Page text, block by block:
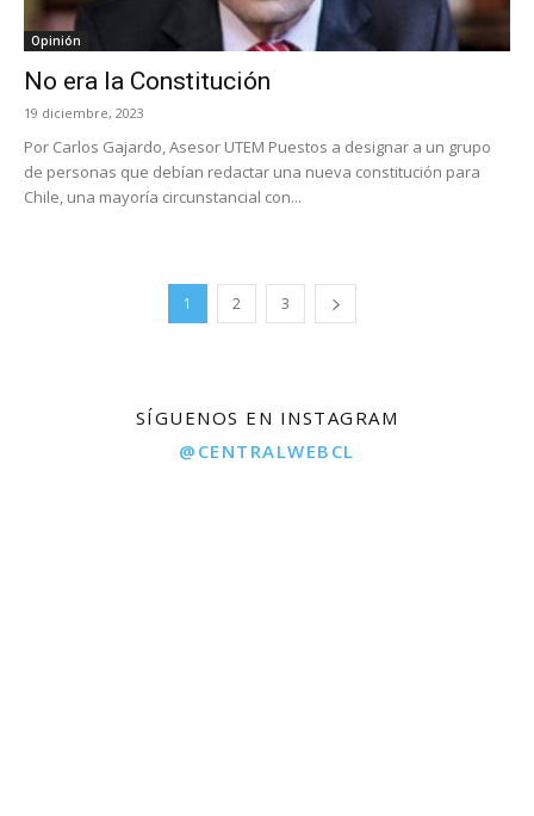
Opinión
No era la Constitución
19 diciembre, 2023
Por Carlos Gajardo, Asesor UTEM Puestos a designar a un grupo
de personas que debían redactar una nueva constitución para
Chile, una mayoría circunstancial con...
1 2 3
SÍGUENOS EN INSTAGRAM
@CENTRALWEBCL